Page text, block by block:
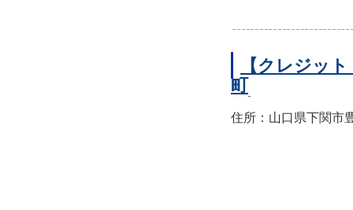
【クレジッ
町
住所：山口県下関市